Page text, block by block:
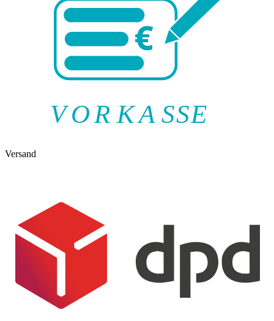
VOR KA SSE
Versand